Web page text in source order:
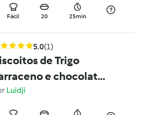
Fácil 20 25min
5.0(1)
de Trigo
e chocolate
Gluten/ Sem
Luidji